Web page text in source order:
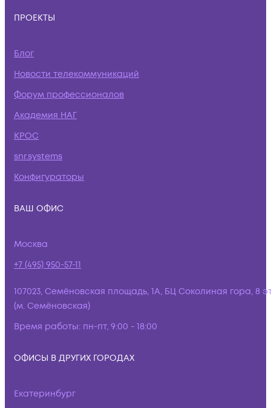
ПРОЕКТЫ
Блог
Новости телекоммуникаций
Форум профессионалов
Академия НАГ
КРОС
snr.systems
Конфигураторы
ВАШ ОФИС
Москва
+7 (495) 950-57-11
107023, Семёновская площадь, 1А, БЦ Соколиная гора, 8
(м. Семёновская)
Время работы: пн-пт, 9:00 - 18:00
ОФИСЫ В ДРУГИХ ГОРОДАХ
Екатеринбург